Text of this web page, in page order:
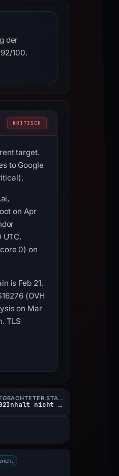
der
100.
KRITISCH
target.
to Google
on Apr
UTC.
0) on
is Feb 21,
(OVH
on Mar
TLS
BEOBACHTETER STATUS
502Inhalt nicht verfügbar